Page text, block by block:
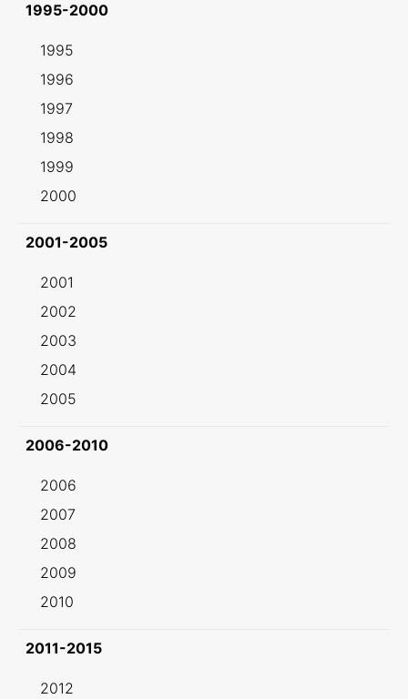
1995-2000
1995
1996
1997
1998
1999
2000
2001-2005
2001
2002
2003
2004
2005
2006-2010
2006
2007
2008
2009
2010
2011-2015
2012